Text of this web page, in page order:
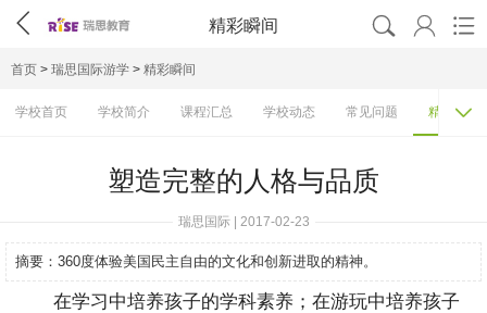
 精彩瞬间   
首页 > 瑞思国际游学 > 精彩瞬间
学校首页 学校简介 课程汇总 学校动态 常见问题 精彩瞬间

塑造完整的人格与品质
瑞思国际 | 2017-02-23
摘要： 360度体验美国民主自由的文化和创新进取的精神。
在学习中培养孩子的学科素养；在游玩中培养孩子